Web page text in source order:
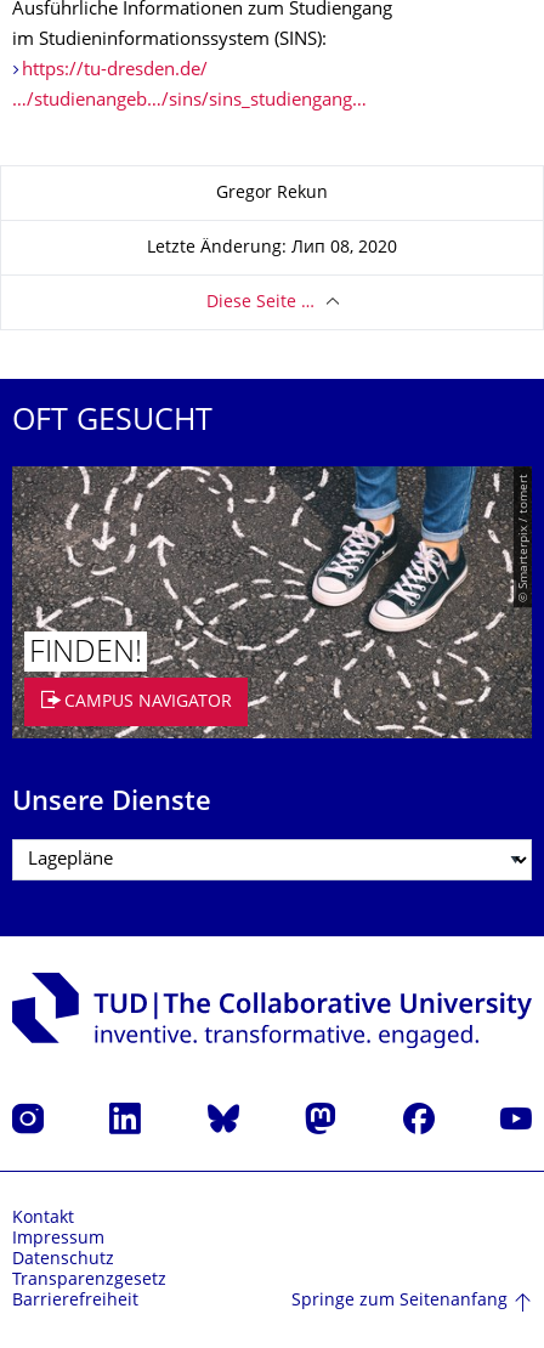
Ausführliche Informationen zum Studiengang
im Studieninformationssystem (SINS):
https://tu-dresden.de/
…/studienangeb…/sins/sins_studiengang…
Gregor Rekun
Letzte Änderung: Лип 08, 2020
Diese Seite …
OFT GESUCHT
© Smarterpix / tomert
FINDEN!
CAMPUS NAVIGATOR
Unsere Dienste
Instagram LinkedIn Bluesky Mastodon Facebook
Kontakt
Impressum
Datenschutz
Transparenzgesetz
Barrierefreiheit
Springe zum Seitenanfang